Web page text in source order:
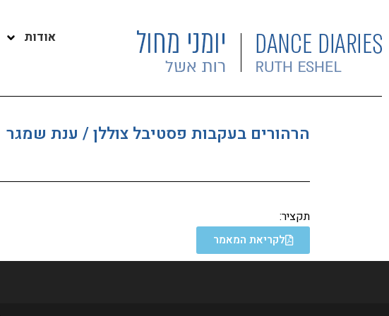
אודות
הרהורים בעקבות פסטיבל צוללן / ענת שמגר
תקציר:
לקריאת המאמר